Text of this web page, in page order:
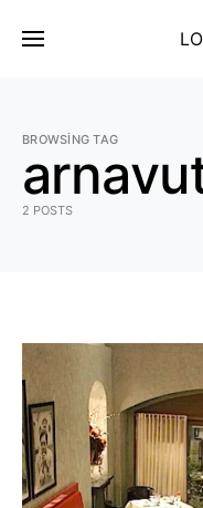
BROWSING TAG
2 POSTS